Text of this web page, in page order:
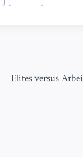
Elites versus